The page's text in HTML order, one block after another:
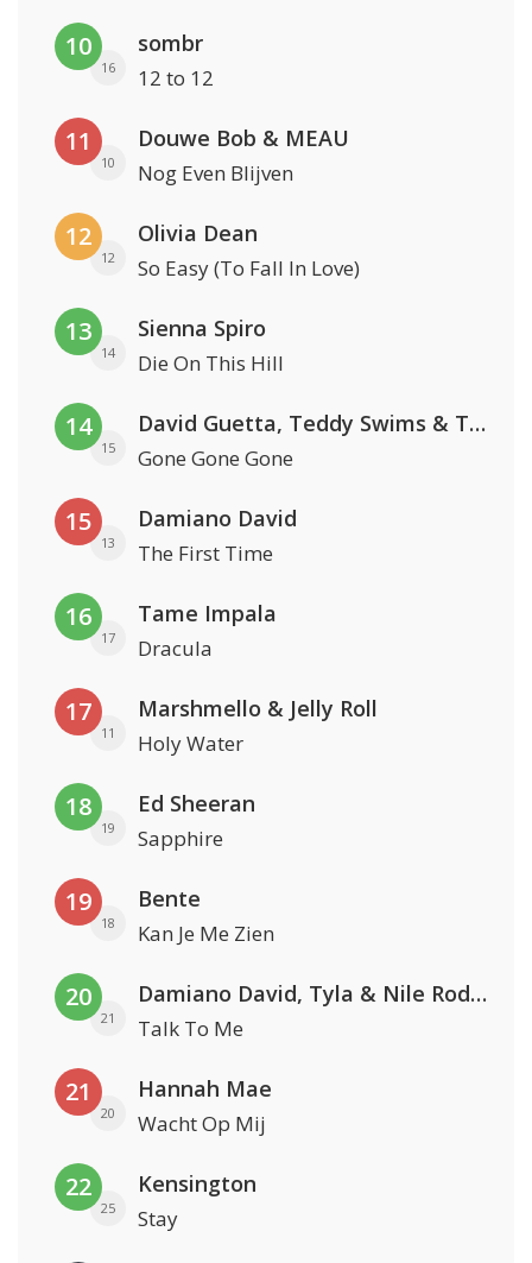
10
16
sombr
12 to 12
11
10
Douwe Bob & MEAU
Nog Even Blijven
12
12
Olivia Dean
So Easy (To Fall In Love)
13
14
Sienna Spiro
Die On This Hill
14
15
David Guetta, Teddy Swims & Tones And I
Gone Gone Gone
15
13
Damiano David
The First Time
16
17
Tame Impala
Dracula
17
11
Marshmello & Jelly Roll
Holy Water
18
19
Ed Sheeran
Sapphire
19
18
Bente
Kan Je Me Zien
20
21
Damiano David, Tyla & Nile Rodgers
Talk To Me
21
20
Hannah Mae
Wacht Op Mij
22
25
Kensington
Stay